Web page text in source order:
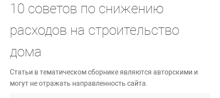
10 советов по снижению
расходов на строительство
дома
Статьи в тематическом сборнике являются авторскими и
могут не отражать направленность сайта.